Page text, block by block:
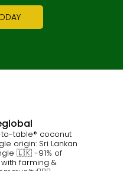
table® coconut
origin: Sri Lankan
🇱🇰 -91% of
farming &